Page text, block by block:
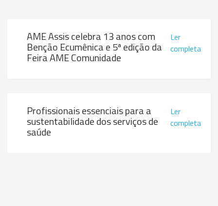
AME Assis celebra 13 anos com
Benção Ecumênica e 5ª edição da
Feira AME Comunidade
Ler
completa
Profissionais essenciais para a
sustentabilidade dos serviços de
saúde
Ler
completa